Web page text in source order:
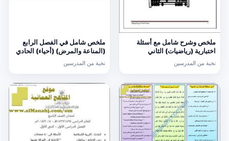
ملخص وشرح شامل مع أسئلة
اختبارية (رياضيات) الثاني
نخبة من المدرسين
ملخص شامل في الفصل الرابع
(المناعة والمرض) (أحياء) الحادي
نخبة من المدرسين